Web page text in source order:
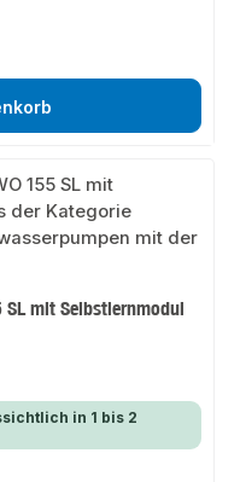
SL mit Selbstlernmodul
in 1 bis 2